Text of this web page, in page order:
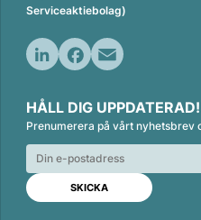
Serviceaktiebolag)
n
k
e
d
n
c
e
b
o
o
k
a
i
l
HÅLL DIG UPPDATERAD!
Prenumerera på vårt nyhetsbrev